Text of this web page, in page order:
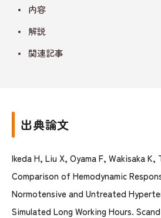
内容
解説
関連記事
出典論文
Ikeda H, Liu X, Oyama F, Wakisaka K,
Comparison of Hemodynamic
Normotensive and Untreated
Simulated Long Working Hours.